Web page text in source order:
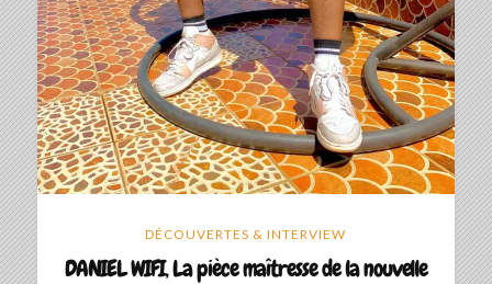
DÉCOUVERTES & INTERVIEW
DANIEL WIFI, La pièce maîtresse de la nouvelle